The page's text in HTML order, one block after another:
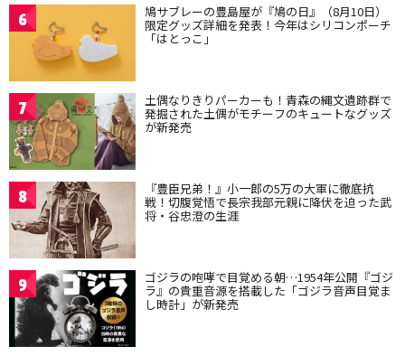
6 鳩サブレーの豊島屋が『鳩の日』（8月10日）
限定グッズ詳細を発表！今年はシリコンポーチ
「はとっこ」
7 土偶なりきりパーカーも！青森の縄文遺跡群で
発掘された土偶がモチーフのキュートなグッズ
が新発売
8 『豊臣兄弟！』小一郎の5万の大軍に徹底抗
戦！切腹覚悟で長宗我部元親に降伏を迫った武
将・谷忠澄の生涯
9 ゴジラの咆哮で目覚める朝…1954年公開『ゴジ
ラ』の貴重音源を搭載した「ゴジラ音声目覚ま
し時計」が新発売